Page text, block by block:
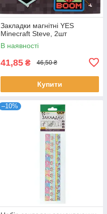
Закладки магнітні YES
Minecraft Steve, 2шт
В наявності
41,85 ₴ 46,50 ₴
Купити
–10%